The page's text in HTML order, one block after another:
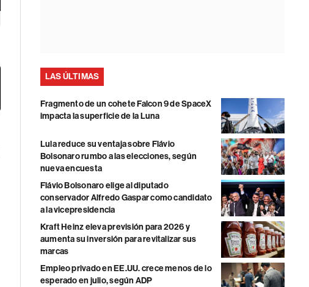
LAS ÚLTIMAS
Fragmento de un cohete Falcon 9 de SpaceX
impacta la superficie de la Luna
Lula reduce su ventaja sobre Flávio
Bolsonaro rumbo a las elecciones, según
nueva encuesta
Flávio Bolsonaro elige al diputado
conservador Alfredo Gaspar como candidato
a la vicepresidencia
Kraft Heinz eleva previsión para 2026 y
aumenta su inversión para revitalizar sus
marcas
Empleo privado en EE.UU. crece menos de lo
esperado en julio, según ADP